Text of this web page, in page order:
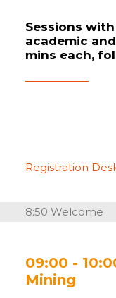
Sessions
academic
mins each,
Registration
8:50 Welcome
09:00 -
Mining